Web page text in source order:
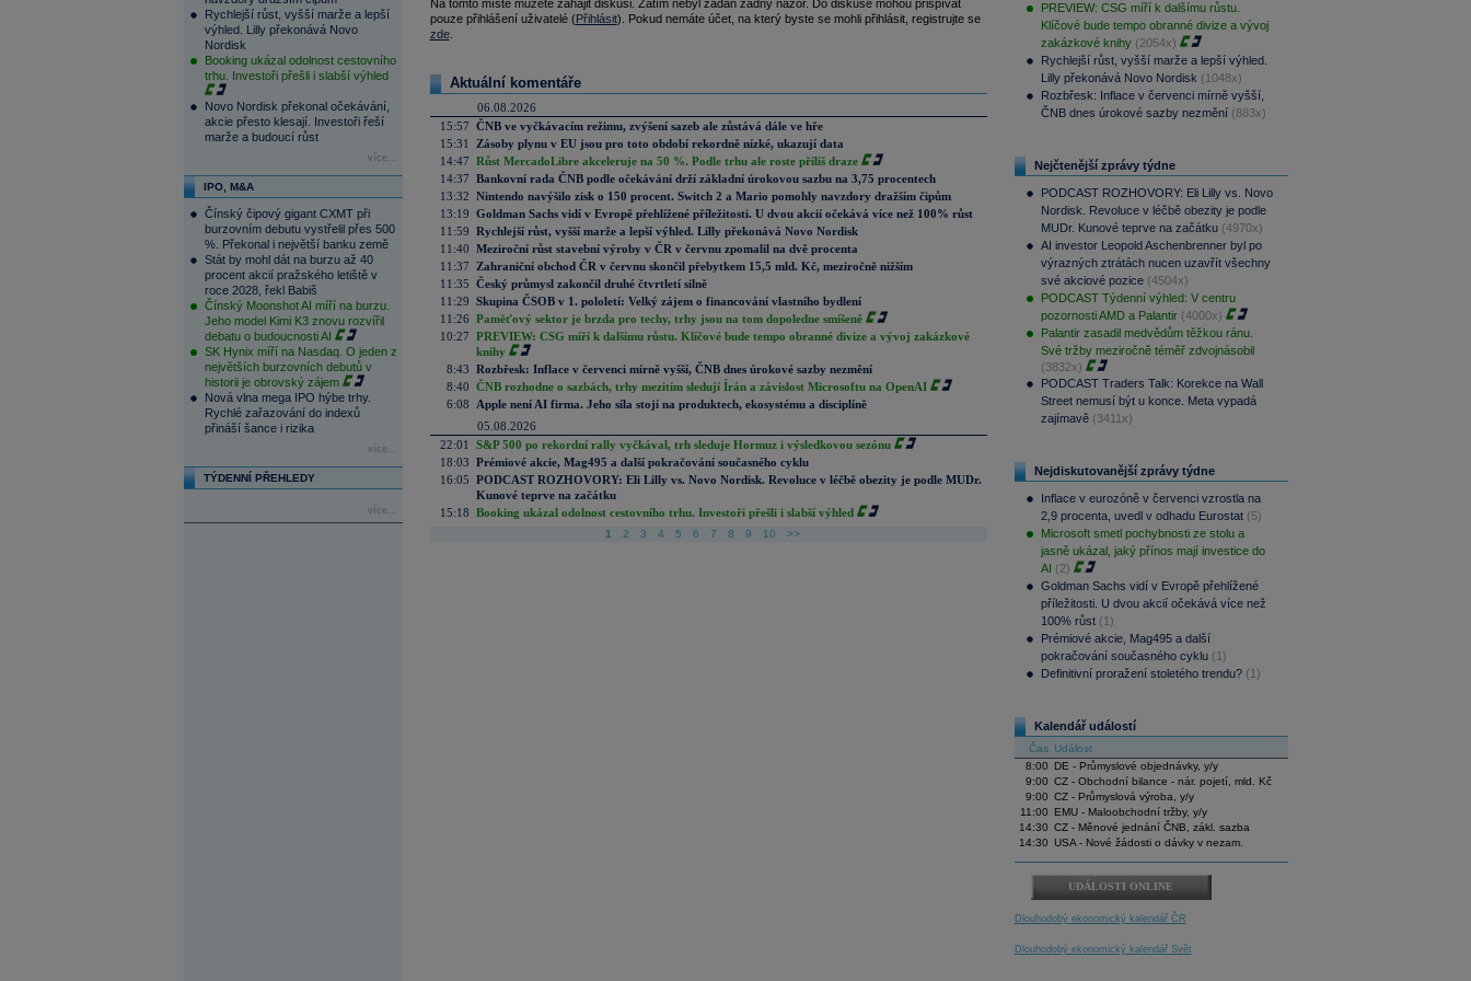
Rychlejší růst, vyšší marže a lepší
výhled. Lilly překonává Novo
Nordisk
Booking ukázal odolnost cestovního
trhu. Investoři přešli i slabší výhled
Novo Nordisk překonal očekávání,
akcie přesto klesají. Investoři řeší
marže a budoucí růst
více...
IPO, M&A
Čínský čipový gigant CXMT při
burzovním debutu vystřelil přes 500
%. Překonal i největší banku země
Stát by mohl dát na burzu až 40
procent akcií pražského letiště v
roce 2028, řekl Babiš
Čínský Moonshot AI míří na burzu.
Jeho model Kimi K3 znovu rozvířil
debatu o budoucnosti AI
SK Hynix míří na Nasdaq. O jeden z
největších burzovních debutů v
historii je obrovský zájem
Nová vlna mega IPO hýbe trhy.
Rychlé zařazování do indexů
přináší šance i rizika
více...
TÝDENNÍ PŘEHLEDY
více...
Na tomto místě můžete zahájit diskusi. Zatím nebyl zadán žádný názor. Do diskuse mohou přispívat
pouze přihlášení uživatelé (Přihlásit). Pokud nemáte účet, na který byste se mohli přihlásit, registrujte se
zde.
Aktuální komentáře
06.08.2026
15:57 ČNB ve vyčkávacím režimu, zvýšení sazeb ale zůstává dále ve hře
15:31
Zásoby plynu v EU jsou pro toto období rekordně nízké, ukazují data
14:47 Růst MercadoLibre akceleruje na 50 %. Podle trhu ale roste příliš draze
14:37 Bankovní rada ČNB podle očekávání drží základní úrokovou sazbu na 3,75 procentech
13:32 Nintendo navýšilo zisk o 150 procent. Switch 2 a Mario pomohly navzdory dražším čipům
13:19 Goldman Sachs vidí v Evropě přehlížené příležitosti. U dvou akcií očekává více než 100% růst
11:59 Rychlejší růst, vyšší marže a lepší výhled. Lilly překonává Novo Nordisk
11:40 Meziroční růst stavební výroby v ČR v červnu zpomalil na dvě procenta
11:37
Zahraniční obchod ČR v červnu skončil přebytkem 15,5 mld. Kč, meziročně nižším
11:35 Český průmysl zakončil druhé čtvrtletí silně
11:29 Skupina ČSOB v 1. pololetí: Velký zájem o financování vlastního bydlení
11:26 Paměťový sektor je brzda pro techy, trhy jsou na tom dopoledne smíšeně
10:27 PREVIEW: CSG míří k dalšímu růstu. Klíčové bude tempo obranné divize a vývoj zakázkové
knihy
8:43 Rozbřesk: Inflace v červenci mírně vyšší, ČNB dnes úrokové sazby nezmění
8:40 ČNB rozhodne o sazbách, trhy mezitím sledují Írán a závislost Microsoftu na OpenAI
6:08
Apple není AI firma. Jeho síla stojí na produktech, ekosystému a disciplíně
05.08.2026
22:01
S&P 500 po rekordní rally vyčkával, trh sleduje Hormuz i výsledkovou sezónu
18:03 Prémiové akcie, Mag495 a další pokračování současného cyklu
16:05 PODCAST ROZHOVORY: Eli Lilly vs. Novo Nordisk. Revoluce v léčbě obezity je podle MUDr.
Kunové teprve na začátku
15:18 Booking ukázal odolnost cestovního trhu. Investoři přešli i slabší výhled
1 2 3 4 5 6 7 8 9 10 >>
PREVIEW: CSG míří k dalšímu růstu.
Klíčové bude tempo obranné divize a vývoj
zakázkové knihy (2054x)
Rychlejší růst, vyšší marže a lepší výhled.
Lilly překonává Novo Nordisk (1048x)
Rozbřesk: Inflace v červenci mírně vyšší,
ČNB dnes úrokové sazby nezmění (883x)
Nejčtenější zprávy týdne
PODCAST ROZHOVORY: Eli Lilly vs. Novo
Nordisk. Revoluce v léčbě obezity je podle
MUDr. Kunové teprve na začátku (4970x)
AI investor Leopold Aschenbrenner byl po
výrazných ztrátách nucen uzavřít všechny
své akciové pozice (4504x)
PODCAST Týdenní výhled: V centru
pozornosti AMD a Palantir (4000x)
Palantir zasadil medvědům těžkou ránu.
Své tržby meziročně téměř zdvojnásobil
(3832x)
PODCAST Traders Talk: Korekce na Wall
Street nemusí být u konce. Meta vypadá
zajímavě (3411x)
Nejdiskutovanější zprávy týdne
Inflace v eurozóně v červenci vzrostla na
2,9 procenta, uvedl v odhadu Eurostat (5)
Microsoft smetl pochybnosti ze stolu a
jasně ukázal, jaký přínos mají investice do
AI (2)
Goldman Sachs vidí v Evropě přehlížené
příležitosti. U dvou akcií očekává více než
100% růst (1)
Prémiové akcie, Mag495 a další
pokračování současného cyklu (1)
Definitivní proražení stoletého trendu? (1)
Kalendář událostí
Čas Událost
8:00
DE - Průmyslové objednávky, y/y
9:00 CZ - Obchodní bilance - nár. pojetí, mld. Kč
9:00 CZ - Průmyslová výroba, y/y
11:00
EMU - Maloobchodní tržby, y/y
14:30 CZ - Měnové jednání ČNB, zákl. sazba
14:30 USA - Nové žádosti o dávky v nezam.
UDÁLOSTI ONLINE
Dlouhodobý ekonomický kalendář ČR
Dlouhodobý ekonomický kalendář Svět